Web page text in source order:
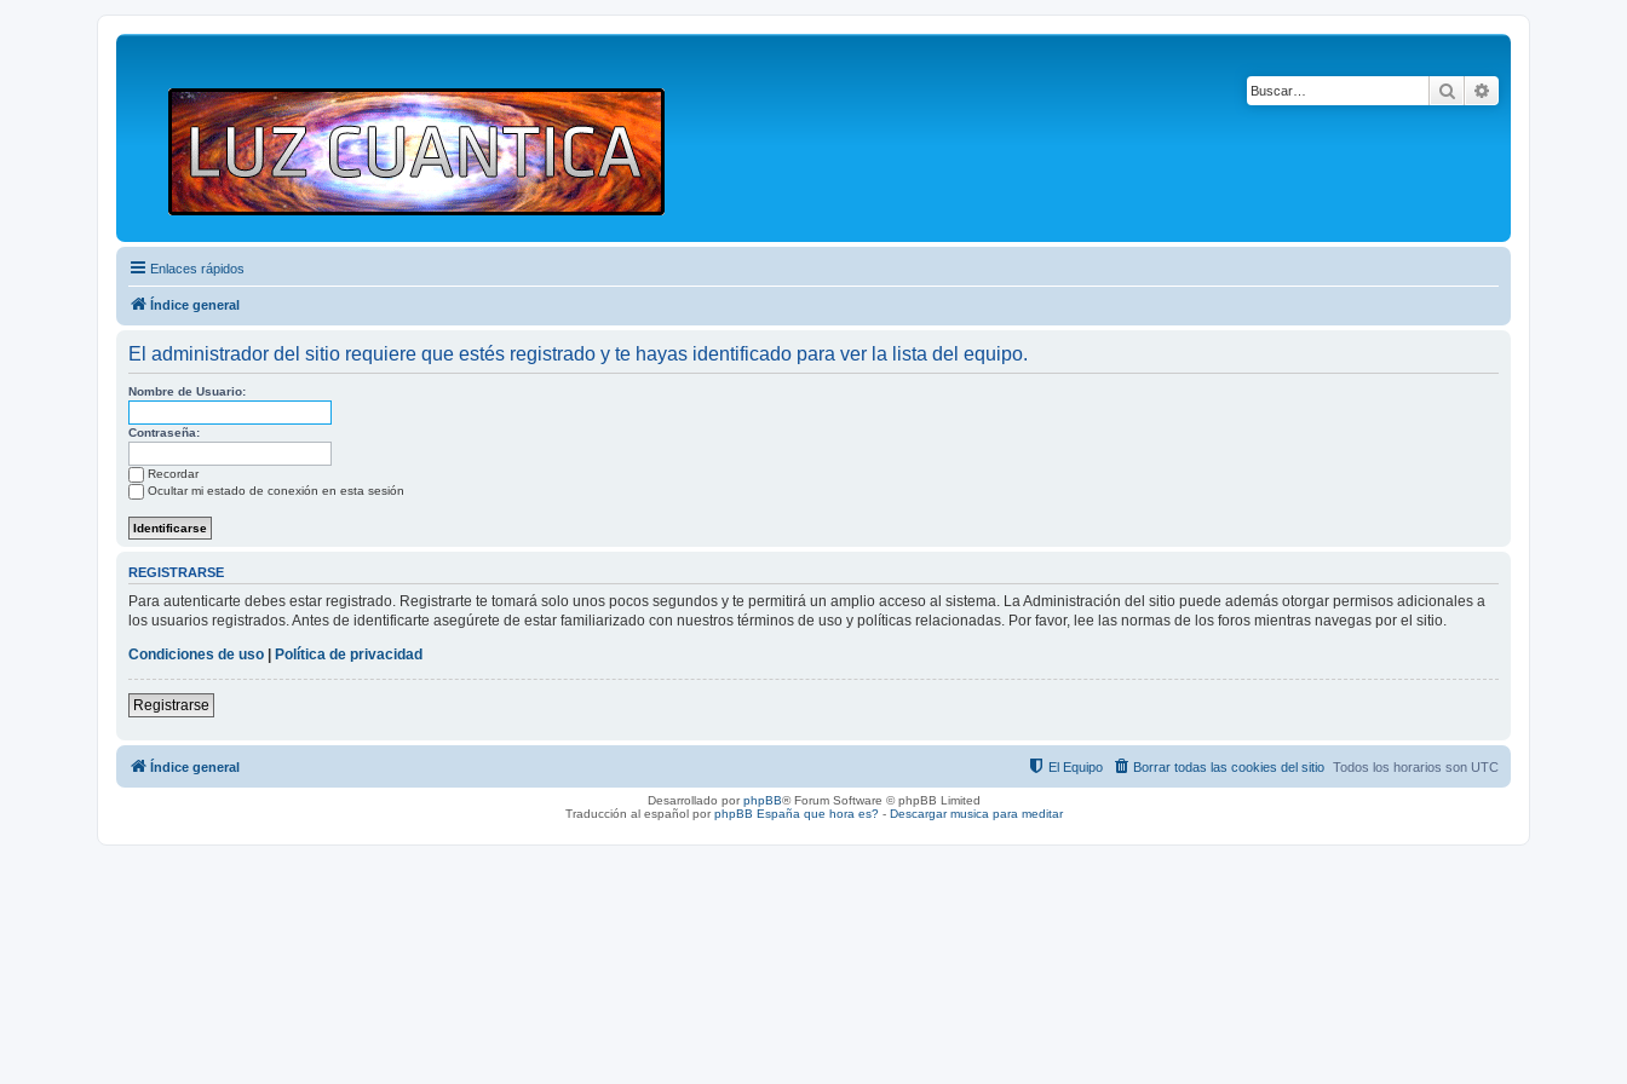
Buscar
Enlaces rápidos
Índice general
El administrador del sitio requiere que estés registrado y te hayas identificado para ver la lista del equipo.
Nombre de Usuario:
Contraseña:
Recordar
Ocultar mi estado de conexión en esta sesión
REGISTRARSE
Para autenticarte debes estar registrado. Registrarte te tomará solo unos pocos segundos y te permitirá un amplio acceso al sistema. La Administración del sitio puede además otorgar permisos adicionales a
los usuarios registrados. Antes de identificarte asegúrete de estar familiarizado con nuestros términos de uso y políticas relacionadas. Por favor, lee las normas de los foros mientras navegas por el sitio.
Condiciones de uso | Política de privacidad
Registrarse
Índice general Todos los horarios son UTC
Borrar todas las cookies del sitio
El Equipo
Desarrollado porphpBB® Forum Software © phpBB Limited
Traducción al español porphpBB España que hora es?- Descargar musica para meditar